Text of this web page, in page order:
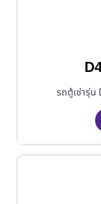
รถตู้เช่ารุ่น